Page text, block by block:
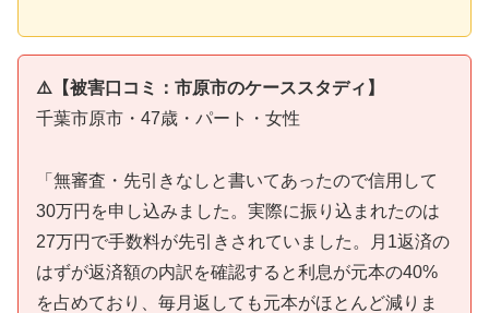
⚠️【被害口コミ：市原市のケーススタディ】
千葉市原市・47歳・パート・女性
「無審査・先引きなしと書いてあったので信用して
30万円を申し込みました。実際に振り込まれたのは
27万円で手数料が先引きされていました。月1返済の
はずが返済額の内訳を確認すると利息が元本の40%
を占めており、毎月返しても元本がほとんど減りま